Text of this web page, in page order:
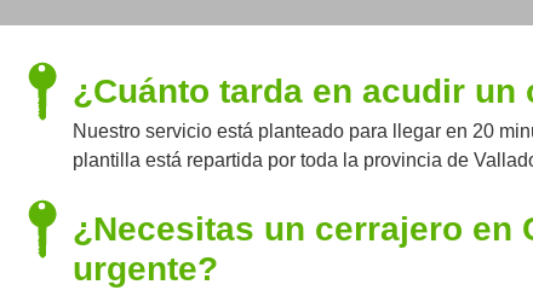
¿Cuánto tarda en acudir
Nuestro servicio está planteado para llegar en 20
plantilla está repartida por toda la provincia de
¿Necesitas un cerrajero en
urgente?